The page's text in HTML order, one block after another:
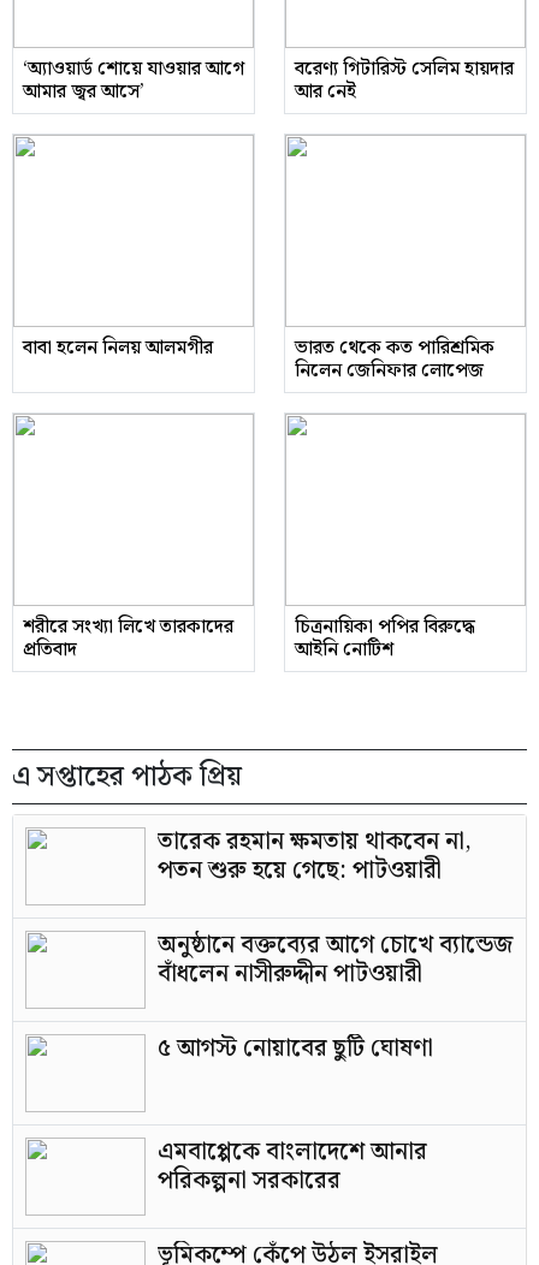
‘অ্যাওয়ার্ড শোয়ে যাওয়ার আগে
আমার জ্বর আসে’
বরেণ্য গিটারিস্ট সেলিম হায়দার
আর নেই
বাবা হলেন নিলয় আলমগীর ভারত থেকে কত পারিশ্রমিক
নিলেন জেনিফার লোপেজ
শরীরে সংখ্যা লিখে তারকাদের
প্রতিবাদ
চিত্রনায়িকা পপির বিরুদ্ধে
আইনি নোটিশ
এ সপ্তাহের পাঠক প্রিয়
তারেক রহমান ক্ষমতায় থাকবেন না,
পতন শুরু হয়ে গেছে: পাটওয়ারী
অনুষ্ঠানে বক্তব্যের আগে চোখে ব্যান্ডেজ
বাঁধলেন নাসীরুদ্দীন পাটওয়ারী
৫ আগস্ট নোয়াবের ছুটি ঘোষণা
এমবাপ্পেকে বাংলাদেশে আনার
পরিকল্পনা সরকারের
ভূমিকম্পে কেঁপে উঠল ইসরাইল